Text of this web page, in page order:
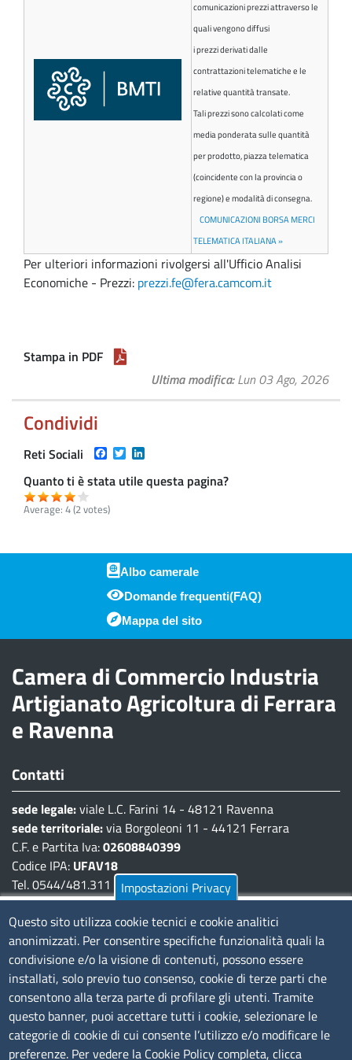
comunicazioni prezziattraverso le
quali vengono diffusi
i prezzi derivati dalle
contrattazioni telematiche e le
relative quantità transate.
Tali prezzi sono calcolati come
media ponderata sulle quantità
per prodotto, piazza telematica
(coincidente con la provincia o
regione) e modalità di consegna.
COMUNICAZIONI BORSA MERCI
TELEMATICA ITALIANA »
Per ulteriori informazioni rivolgersi all'Ufficio Analisi
Economiche - Prezzi: prezzi.fe@fera.camcom.it
Stampa in PDF
Ultima modifica Lun 03 Ago, 2026
Condividi
Reti Sociali Facebook
Twitter
Quanto ti è stata utile questa pagina?
Average: 4(2votes)
Piè di pagina
Albo camerale
Domande frequenti(FAQ)
Mappa del sito
Camera di Commercio Industria
Artigianato Agricoltura di Ferrara
e Ravenna
Contatti
sede legale:viale L.C. Farini 14 - 48121 Ravenna
sede territoriale:via Borgoleoni 11 - 44121 Ferrara
C.F. e Partita Iva:02608840399
Codice IPA: UFAV18
Tel. 0544/481.311 - 0532/783.711
Pec:cciaa@pec.fera.camcom.it
Amministrazione Trasparente
Bandi di gara
Bilanci
Concorsi e selezioni
Procedimenti
Impostazioni Privacy
Questo sito utilizza cookie tecnici e cookie analitici
anonimizzati. Per consentire specifiche funzionalità quali la
condivisione e/o la visione di contenuti, possono essere
installati, solo previo tuo consenso, cookie di terze parti che
consentono alla terza parte di profilare gli utenti. Tramite
questo banner, puoi accettare tutti i cookie, selezionare le
categorie di cookie di cui consente l’utilizzo e/o modificare le
preferenze. Per vedere la Cookie Policy completa, clicca